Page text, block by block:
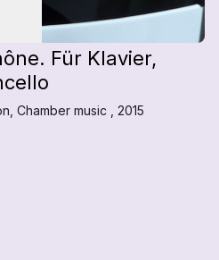
Für Klavier,
Chamber music , 2015